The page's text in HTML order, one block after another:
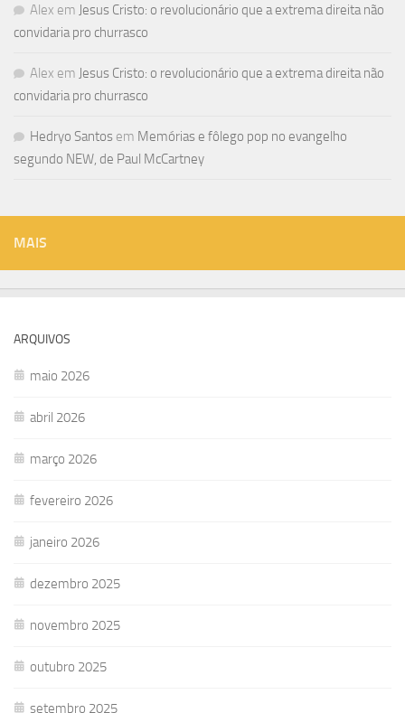
Alex em Jesus Cristo: o revolucionário que a extrema direita não
convidaria pro churrasco
Alex em Jesus Cristo: o revolucionário que a extrema direita não
convidaria pro churrasco
Hedryo Santos em Memórias e fôlego pop no evangelho
segundo NEW, de Paul McCartney
MAIS
ARQUIVOS
maio 2026
abril 2026
março 2026
fevereiro 2026
janeiro 2026
dezembro 2025
novembro 2025
outubro 2025
setembro 2025